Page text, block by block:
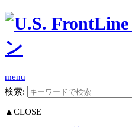
menu
検索:
▲CLOSE